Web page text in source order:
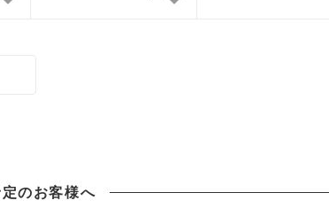
のお客様へ